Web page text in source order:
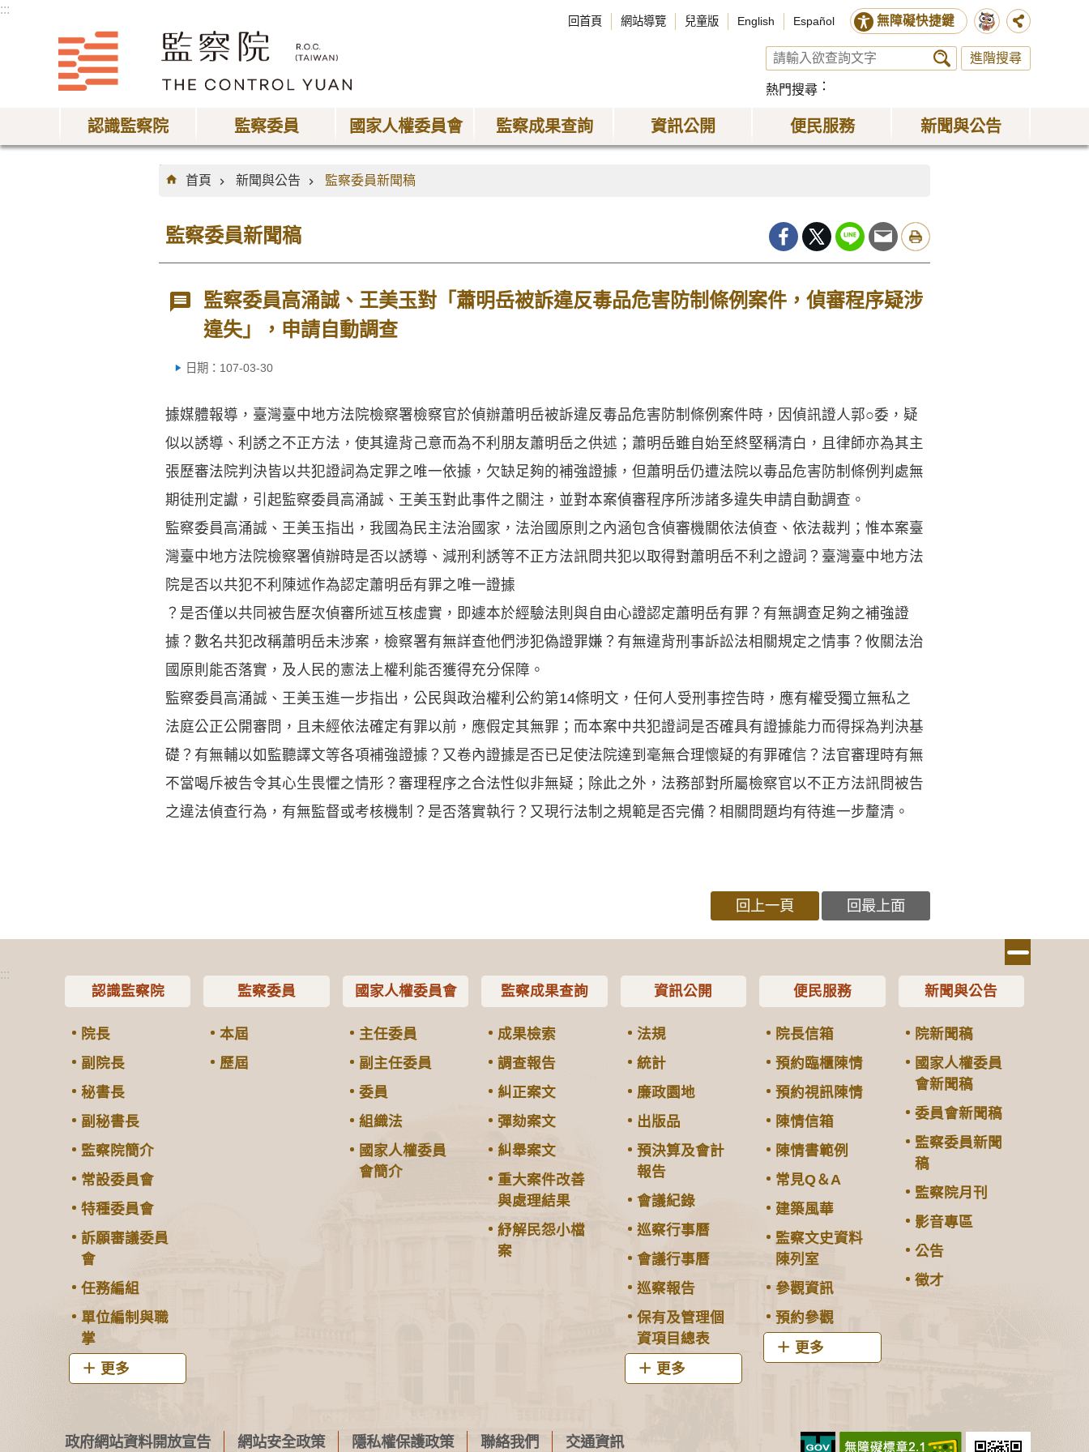
:::
回首頁 網站導覽 兒童版 English Español 無障礙快捷鍵
進階搜尋
熱門搜尋
認識監察院 監察委員 國家人權委員會 監察成果查詢 資訊公開 便民服務 新聞與公告
:::
首頁
新聞與公告 監察委員新聞稿
監察委員新聞稿
監察委員高涌誠、王美玉對「蕭明岳被訴違反毒品危害防制條例案件，偵審程序疑涉
違失」，申請自動調查
日期：107-03-30
據媒體報導，臺灣臺中地方法院檢察署檢察官於偵辦蕭明岳被訴違反毒品危害防制條例案件時，因偵訊證人郭○委，疑
似以誘導、利誘之不正方法，使其違背己意而為不利朋友蕭明岳之供述；蕭明岳雖自始至終堅稱清白，且律師亦為其主
張歷審法院判決皆以共犯證詞為定罪之唯一依據，欠缺足夠的補強證據，但蕭明岳仍遭法院以毒品危害防制條例判處無
期徒刑定讞，引起監察委員高涌誠、王美玉對此事件之關注，並對本案偵審程序所涉諸多違失申請自動調查。
監察委員高涌誠、王美玉指出，我國為民主法治國家，法治國原則之內涵包含偵審機關依法偵查、依法裁判；惟本案臺
灣臺中地方法院檢察署偵辦時是否以誘導、減刑利誘等不正方法訊問共犯以取得對蕭明岳不利之證詞？臺灣臺中地方法
院是否以共犯不利陳述作為認定蕭明岳有罪之唯一證據
？是否僅以共同被告歷次偵審所述互核虛實，即遽本於經驗法則與自由心證認定蕭明岳有罪？有無調查足夠之補強證
據？數名共犯改稱蕭明岳未涉案，檢察署有無詳查他們涉犯偽證罪嫌？有無違背刑事訴訟法相關規定之情事？攸關法治
國原則能否落實，及人民的憲法上權利能否獲得充分保障。
監察委員高涌誠、王美玉進一步指出，公民與政治權利公約第14條明文，任何人受刑事控告時，應有權受獨立無私之
法庭公正公開審問，且未經依法確定有罪以前，應假定其無罪；而本案中共犯證詞是否確具有證據能力而得採為判決基
礎？有無輔以如監聽譯文等各項補強證據？又卷內證據是否已足使法院達到毫無合理懷疑的有罪確信？法官審理時有無
不當喝斥被告令其心生畏懼之情形？審理程序之合法性似非無疑；除此之外，法務部對所屬檢察官以不正方法訊問被告
之違法偵查行為，有無監督或考核機制？是否落實執行？又現行法制之規範是否完備？相關問題均有待進一步釐清。
回上一頁 回最上面
:::
認識監察院
院長
副院長
秘書長
副秘書長
監察院簡介
常設委員會
特種委員會
訴願審議委員
會
任務編組
單位編制與職
掌
更多
監察委員
本屆
歷屆
國家人權委員會
主任委員
副主任委員
委員
組織法
國家人權委員
會簡介
監察成果查詢
成果檢索
調查報告
糾正案文
彈劾案文
糾舉案文
重大案件改善
與處理結果
紓解民怨小檔
案
資訊公開
法規
統計
廉政園地
出版品
預決算及會計
報告
會議紀錄
巡察行事曆
會議行事曆
巡察報告
保有及管理個
資項目總表
更多
便民服務
院長信箱
預約臨櫃陳情
預約視訊陳情
陳情信箱
陳情書範例
常見Q＆A
建築風華
監察文史資料
陳列室
參觀資訊
預約參觀
更多
新聞與公告
院新聞稿
國家人權委員
會新聞稿
委員會新聞稿
監察委員新聞
稿
監察院月刊
影音專區
公告
徵才
政府網站資料開放宣告 網站安全政策 隱私權保護政策 聯絡我們 交通資訊